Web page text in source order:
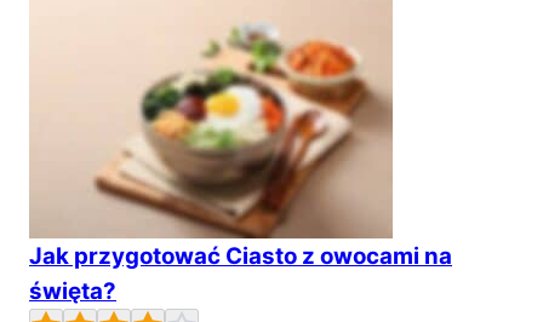
Jak przygotować Ciasto z owocami na
święta?